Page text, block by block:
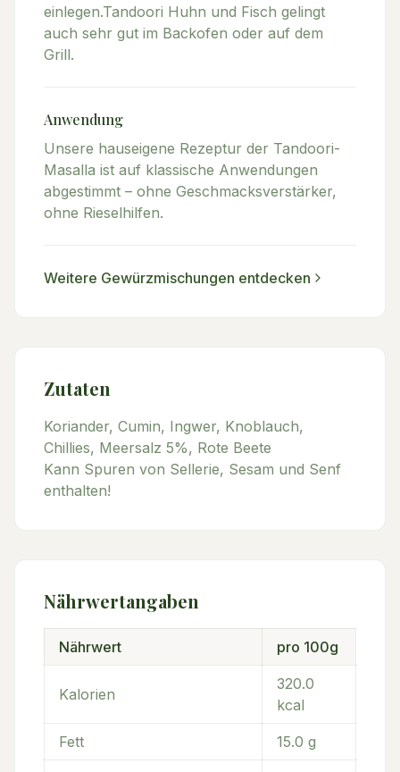
einlegen.Tandoori Huhn und Fisch gelingt
auch sehr gut im Backofen oder auf dem
Grill.
Anwendung
Unsere hauseigene Rezeptur der Tandoori-
Masalla ist auf klassische Anwendungen
abgestimmt – ohne Geschmacksverstärker,
ohne Rieselhilfen.
Weitere Gewürzmischungen entdecken
Zutaten
Koriander, Cumin, Ingwer, Knoblauch,
Chillies, Meersalz 5%, Rote Beete
Kann Spuren von Sellerie, Sesam und Senf
enthalten!
Nährwertangaben
Nährwert pro 100g
Kalorien
320.0
kcal
Fett 15.0 g